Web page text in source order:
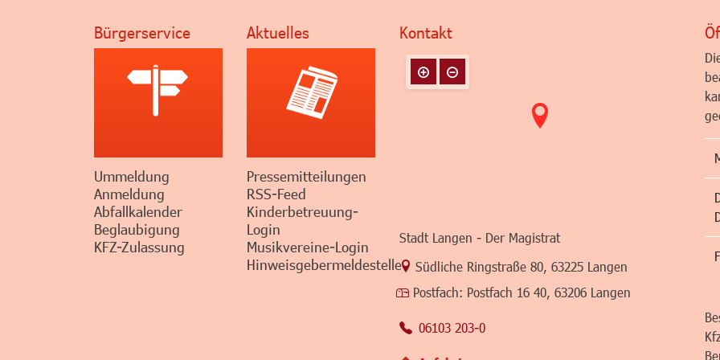
Bürgerservice
Ummeldung
Anmeldung
Abfallkalender
Beglaubigung
KFZ-Zulassung
Aktuelles
Pressemitteilungen
RSS-Feed
Kinderbetreuung-
Login
Musikvereine-Login
Hinweisgebermeldestelle
Kontakt
Stadt Langen - Der Magistrat
Link zur Google-Maps Navigation
Südliche Ringstraße 80 63225 Langen
Postfach: Postfach 16 40, 63206 Langen
06103 203-0